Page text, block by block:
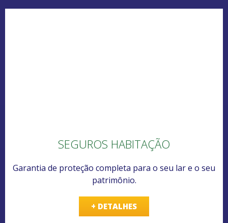
SEGUROS HABITAÇÃO
Garantia de proteção completa para o seu lar e o seu
patrimônio.
+ DETALHES